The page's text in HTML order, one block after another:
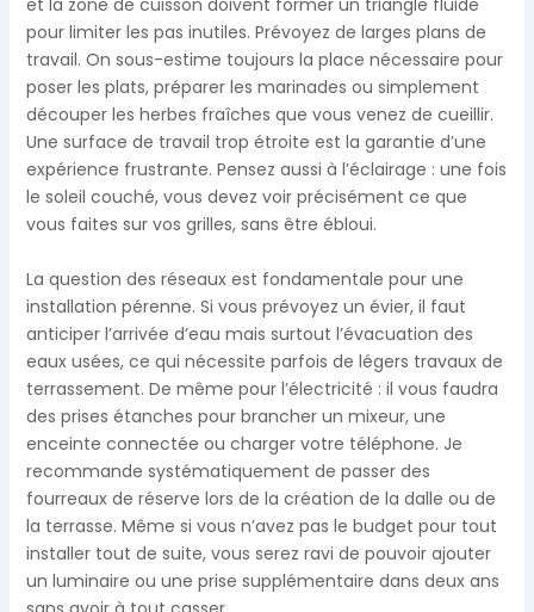
et la zone de cuisson doivent former un triangle fluide
pour limiter les pas inutiles. Prévoyez de larges plans de
travail. On sous-estime toujours la place nécessaire pour
poser les plats, préparer les marinades ou simplement
découper les herbes fraîches que vous venez de cueillir.
Une surface de travail trop étroite est la garantie d’une
expérience frustrante. Pensez aussi à l’éclairage : une fois
le soleil couché, vous devez voir précisément ce que
vous faites sur vos grilles, sans être ébloui.
La question des réseaux est fondamentale pour une
installation pérenne. Si vous prévoyez un évier, il faut
anticiper l’arrivée d’eau mais surtout l’évacuation des
eaux usées, ce qui nécessite parfois de légers travaux de
terrassement. De même pour l’électricité : il vous faudra
des prises étanches pour brancher un mixeur, une
enceinte connectée ou charger votre téléphone. Je
recommande systématiquement de passer des
fourreaux de réserve lors de la création de la dalle ou de
la terrasse. Même si vous n’avez pas le budget pour tout
installer tout de suite, vous serez ravi de pouvoir ajouter
un luminaire ou une prise supplémentaire dans deux ans